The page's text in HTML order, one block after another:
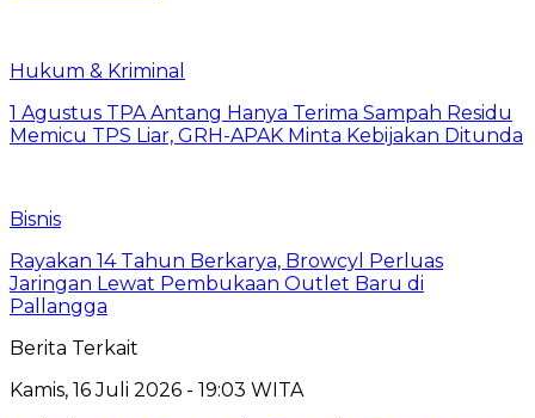
Hukum & Kriminal
1 Agustus TPA Antang Hanya Terima Sampah Residu
Memicu TPS Liar, GRH-APAK Minta Kebijakan Ditunda
Bisnis
Rayakan 14 Tahun Berkarya, Browcyl Perluas
Jaringan Lewat Pembukaan Outlet Baru di
Pallangga
Berita Terkait
Kamis, 16 Juli 2026 - 19:03 WITA